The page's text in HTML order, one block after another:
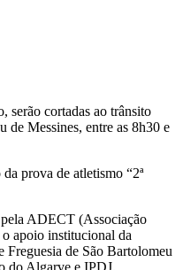
serão cortadas ao trânsito
de Messines, entre as 8h30 e
prova de atletismo “2ª
ADECT (Associação
apoio institucional da
Freguesia de São Bartolomeu
do Algarve e IPDJ.